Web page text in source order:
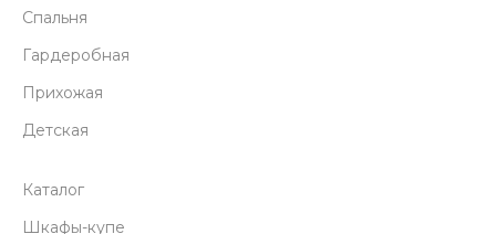
Спальня
Гардеробная
Прихожая
Детская
Каталог
Шкафы-купе